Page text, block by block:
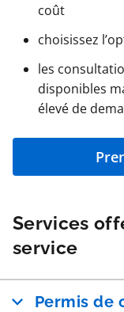
coût
choisissez
les
disponibles
élevé de
Services
service
Permis de